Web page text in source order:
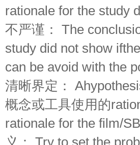
rationale for the study
不严谨： The
study did not show
can be avoid with the
清晰界定：
概念或工具使用的
rationale for the film/
义： Try to set the